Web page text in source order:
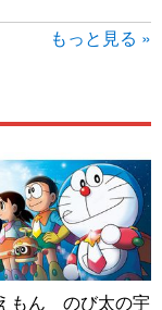
もっと見る »
もん のび太の宇